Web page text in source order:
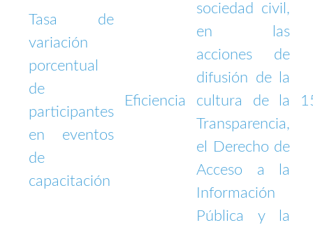
Tasa de
variación
porcentual
de
participantes
en eventos
de
capacitación
Eficiencia
sociedad civil,
en las
acciones de
difusión de la
cultura de la
Transparencia,
el Derecho de
Acceso a la
Información
Pública y la